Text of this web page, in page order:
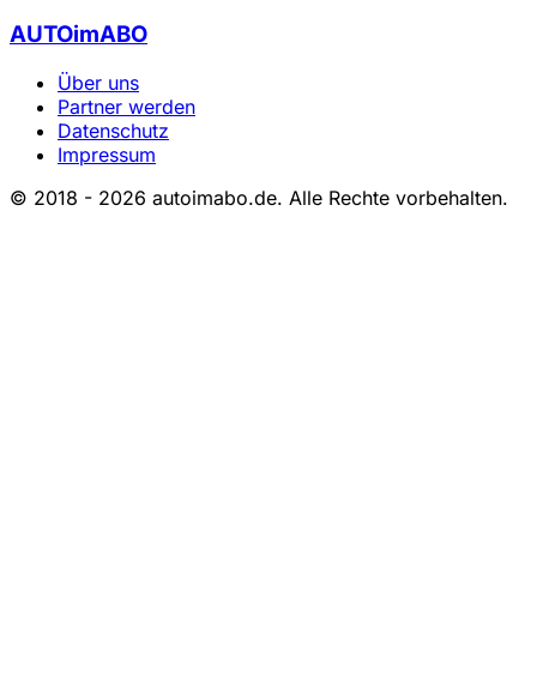
AUTOimABO
Über uns
Partner werden
Datenschutz
Impressum
© 2018 - 2026 autoimabo.de. Alle Rechte vorbehalten.